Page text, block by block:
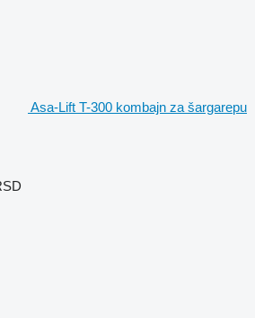
Asa-Lift T-300 kombajn za šargarepu